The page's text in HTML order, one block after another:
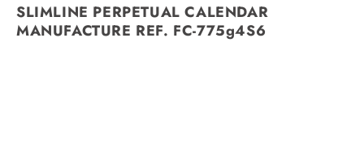
SLIMLINE PERPETUAL CALENDAR
MANUFACTURE REF. FC-775g4S6